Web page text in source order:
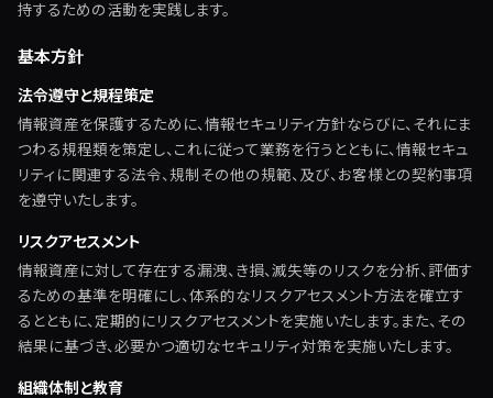
持するための活動を実践します。
基本方針
法令遵守と規程策定
情報資産を保護するために、情報セキュリティ方針ならびに、それにま
つわる規程類を策定し、これに従って業務を行うとともに、情報セキュ
リティに関連する法令、規制その他の規範、及び、お客様との契約事項
を遵守いたします。
リスクアセスメント
情報資産に対して存在する漏洩、き損、滅失等のリスクを分析、評価す
るための基準を明確にし、体系的なリスクアセスメント方法を確立す
るとともに、定期的にリスクアセスメントを実施いたします。また、その
結果に基づき、必要かつ適切なセキュリティ対策を実施いたします。
組織体制と教育